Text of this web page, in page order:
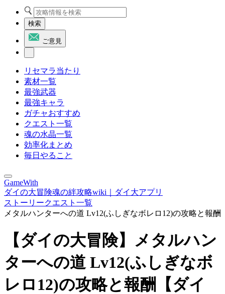
検索
ご意見
リセマラ当たり
素材一覧
最強武器
最強キャラ
ガチャおすすめ
クエスト一覧
魂の水晶一覧
効率化まとめ
毎日やること
GameWith
ダイの大冒険魂の絆攻略wiki｜ダイ大アプリ
ストーリークエスト一覧
メタルハンターへの道 Lv12(ふしぎなボレロ12)の攻略と報酬
【ダイの大冒険】メタルハン
ターへの道 Lv12(ふしぎなボ
レロ12)の攻略と報酬【ダイ